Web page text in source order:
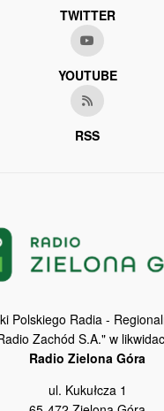
TWITTER
YOUTUBE
RSS
Polskiego Radia -
Zachód S.A." w
Radio Zielona Góra
ul. Kukułcza 1